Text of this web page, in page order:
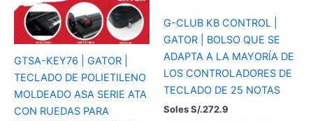
GTSA-KEY76 | GATOR |
TECLADO DE POLIETILENO
MOLDEADO ASA SERIE ATA
CON RUEDAS PARA
G-CLUB KB CONTROL |
GATOR | BOLSO QUE SE
ADAPTA A LA MAYORÍA DE
LOS CONTROLADORES DE
TECLADO DE 25 NOTAS
Soles S/.272.9